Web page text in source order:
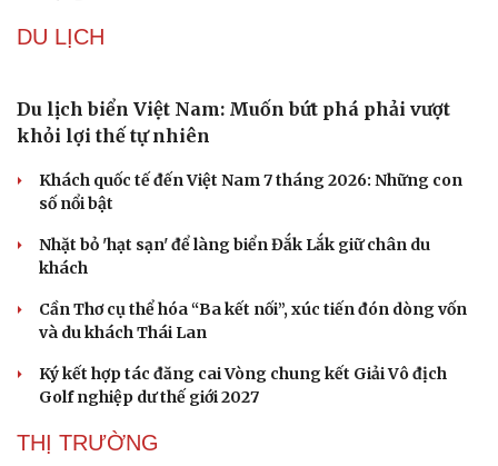
Kịp thời gỡ khó, Sơn La tăng tốc giải ngân vốn
Quảng Ninh dự kiến lên thành phố từ 1/9, Bắc Ninh từ
20/9
Lối đi đột phá nào để phát triển kinh tế biển ba chiều?
Đâu là nút thắt hiện thực hóa tham vọng công nghệ bán
dẫn Việt Nam?
Công nghệ số thành “nam châm” hút dòng vốn FDI chất